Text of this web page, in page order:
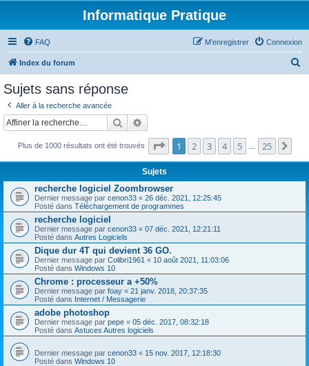
Informatique Pratique
FAQ Connexion
M’enregistrer
Index du forum
c
r
Sujets sans réponse
Aller à la recherche avancée
Rechercher
Plus de 1000 résultats ont été trouvés Page sur25
1 2 3 4 5 25
Sujets
recherche logiciel Zoombrowser
Dernier message par cenon33 « 26 déc. 2021, 12:25:45
Posté dans Téléchargement de programmes
recherche logiciel
Dernier message par cenon33 « 07 déc. 2021, 12:21:11
Posté dans Autres Logiciels
Dique dur 4T qui devient 36 GO.
Dernier message par Colibri1961 « 10 août 2021, 11:03:06
Posté dans Windows 10
Chrome : processeur a +50%
Dernier message par foay « 21 janv. 2018, 20:37:35
Posté dans Internet / Messagerie
adobe photoshop
Dernier message par pepe « 05 déc. 2017, 08:32:18
Posté dans Astuces Autres logiciels
Dernier message par cenon33 « 15 nov. 2017, 12:18:30
Posté dans Windows 10